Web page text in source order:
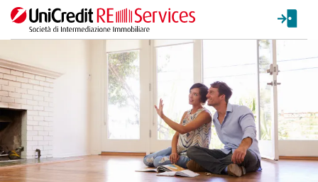
La ricerca verrà inviata automaticamente alla selezione delle